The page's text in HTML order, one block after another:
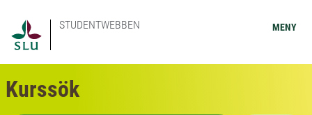
STUDENTWEBBEN MENY
Kurssök